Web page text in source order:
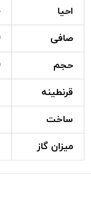
احیا
صافی
حجم
قرنطینه
ساخت
میزان گاز